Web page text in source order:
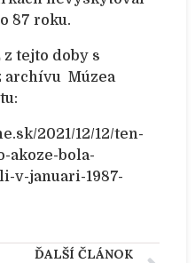
´87 roku.
tejto doby s
archívu Múzea
2021/12/12/ten-
akoze-bola-
v-januari-1987-
ĎALŠÍ ČLÁNOK